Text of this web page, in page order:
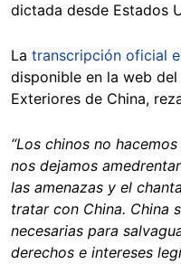
dictada desde Estados
La transcripción oficial
disponible en la web
Exteriores de China,
“Los chinos no
nos dejamos
las amenazas y el
tratar con China. China
necesarias para
derechos e intereses